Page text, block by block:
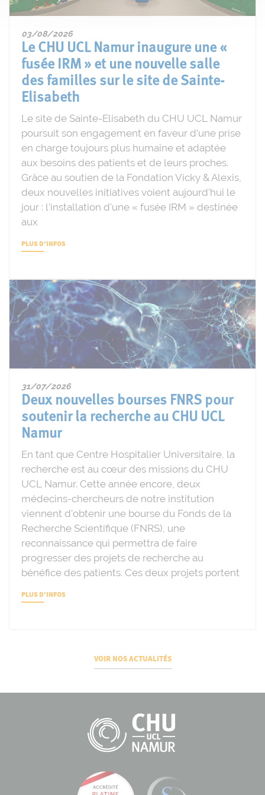
03/08/2026
Le CHU UCL Namur inaugure une «
fusée IRM » et une nouvelle salle
des familles sur le site de Sainte-
Elisabeth
Le site de Sainte-Elisabeth du CHU UCL Namur
poursuit son engagement en faveur d’une prise
en charge toujours plus humaine et adaptée
aux besoins des patients et de leurs proches.
Grâce au soutien de la Fondation Vicky & Alexis,
deux nouvelles initiatives voient aujourd'hui le
jour : l'installation d'une « fusée IRM » destinée
aux
PLUS D'INFOS
31/07/2026
Deux nouvelles bourses FNRS pour
soutenir la recherche au CHU UCL
Namur
En tant que Centre Hospitalier Universitaire, la
recherche est au cœur des missions du CHU
UCL Namur. Cette année encore, deux
médecins-chercheurs de notre institution
viennent d'obtenir une bourse du Fonds de la
Recherche Scientifique (FNRS), une
reconnaissance qui permettra de faire
progresser des projets de recherche au
bénéfice des patients. Ces deux projets portent
PLUS D'INFOS
VOIR NOS ACTUALITÉS